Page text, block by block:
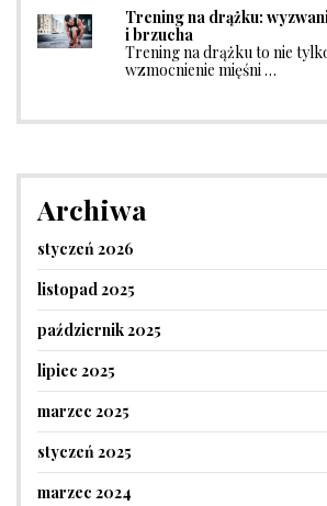
Trening na drążku:
i brzucha
Trening na drążku to nie
wzmocnienie mięśni …
Archiwa
styczeń 2026
listopad 2025
październik 2025
lipiec 2025
marzec 2025
styczeń 2025
marzec 2024